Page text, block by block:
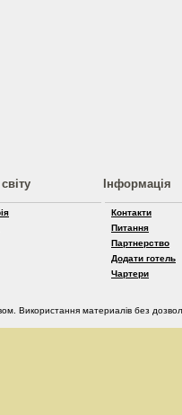
Інформація
Контакти
Питання
Партнерство
Додати готель
Чартери
Використання материалів без